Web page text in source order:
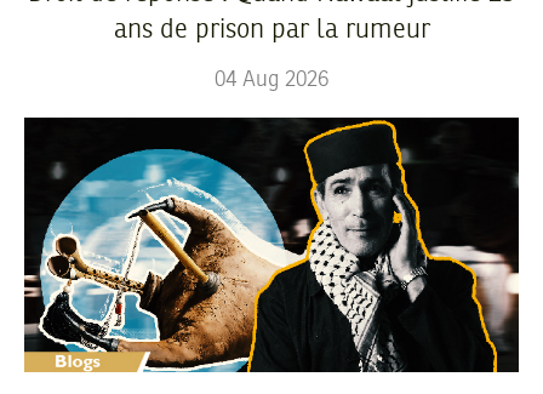
ans de prison par la rumeur
04 Aug 2026